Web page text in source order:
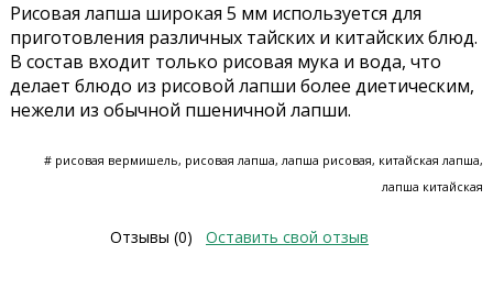
Рисовая лапша широкая 5 мм используется для
приготовления различных тайских и китайских блюд.
В состав входит только рисовая мука и вода, что
делает блюдо из рисовой лапши более диетическим,
нежели из обычной пшеничной лапши.
# рисовая вермишель, рисовая лапша, лапша рисовая, китайская лапша,
лапша китайская
Отзывы (0) Оставить свой отзыв